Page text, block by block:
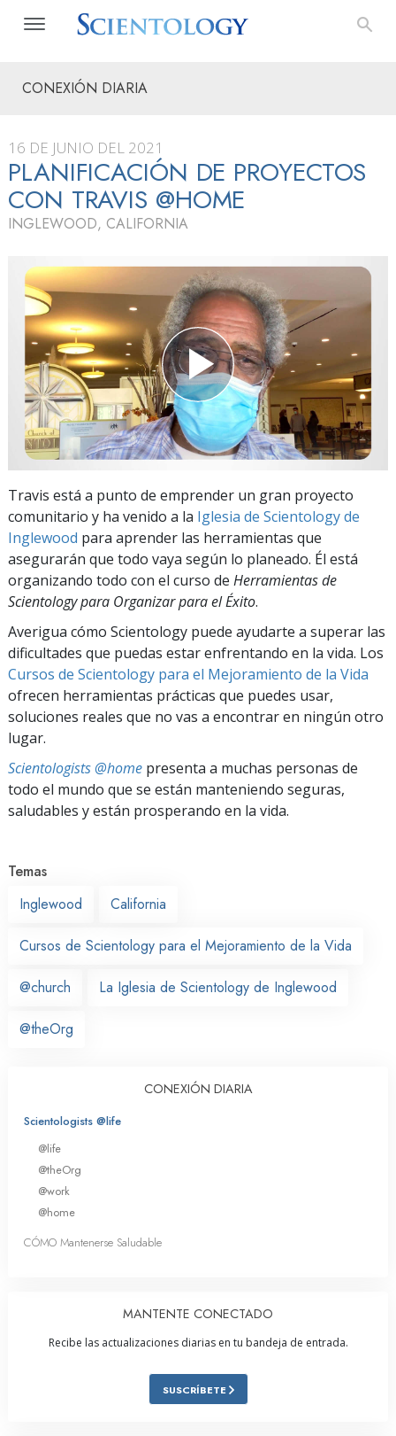
CONEXIÓN DIARIA
16 DE JUNIO DEL 2021
PLANIFICACIÓN DE PROYECTOS
CON TRAVIS @HOME
INGLEWOOD, CALIFORNIA
Travis está a punto de emprender un gran proyecto
comunitario y ha venido a la Iglesia de Scientology de
Inglewood para aprender las herramientas que
asegurarán que todo vaya según lo planeado. Él está
organizando todo con el curso de Herramientas de
Scientology para Organizar para el Éxito.
Averigua cómo Scientology puede ayudarte a superar las
dificultades que puedas estar enfrentando en la vida. Los
Cursos de Scientology para el Mejoramiento de la Vida
ofrecen herramientas prácticas que puedes usar,
soluciones reales que no vas a encontrar en ningún otro
lugar.
Scientologists @home presenta a muchas personas de
todo el mundo que se están manteniendo seguras,
saludables y están prosperando en la vida.
Temas
Inglewood
California
Cursos de Scientology para el Mejoramiento de la Vida
@church La Iglesia de Scientology de Inglewood
@theOrg
CONEXIÓN DIARIA
Scientologists @life
@life
@theOrg
@work
@home
CÓMO Mantenerse Saludable
MANTENTE CONECTADO
Recibe las actualizaciones diarias en tu bandeja de entrada.
SUSCRÍBETE